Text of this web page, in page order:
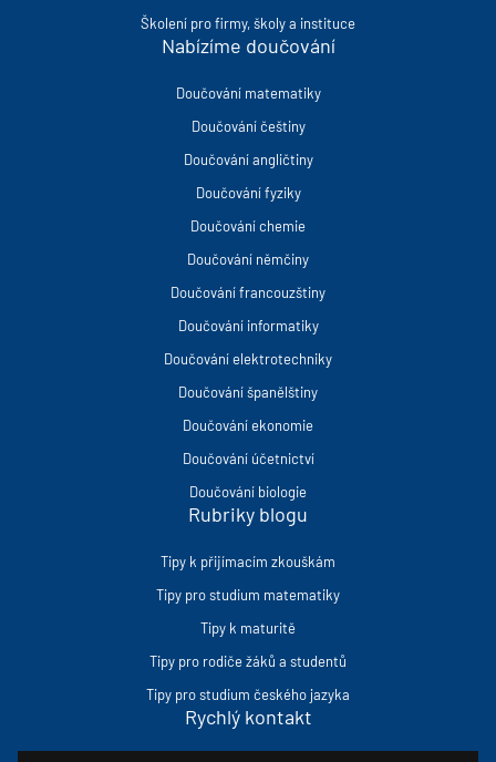
Školení pro firmy, školy a instituce
Nabízíme doučování
Doučování matematiky
Doučování češtiny
Doučování angličtiny
Doučování fyziky
Doučování chemie
Doučování němčiny
Doučování francouzštiny
Doučování informatiky
Doučování elektrotechniky
Doučování španělštiny
Doučování ekonomie
Doučování účetnictví
Doučování biologie
Rubriky blogu
Tipy k přijímacím zkouškám
Tipy pro studium matematiky
Tipy k maturitě
Tipy pro rodiče žáků a studentů
Tipy pro studium českého jazyka
Rychlý kontakt